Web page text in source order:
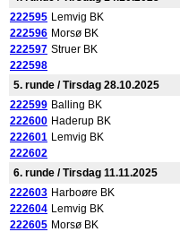
222595 Lemvig BK
222596 Morsø BK
222597 Struer BK
222598
5. runde / Tirsdag 28.10.2025
222599 Balling BK
222600 Haderup BK
222601 Lemvig BK
222602
6. runde / Tirsdag 11.11.2025
222603 Harboøre BK
222604 Lemvig BK
222605 Morsø BK